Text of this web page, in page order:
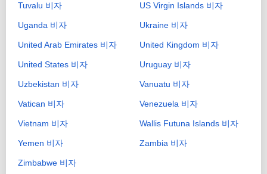
Tuvalu 비자 US Virgin Islands 비자
Uganda 비자 Ukraine 비자
United Arab Emirates 비자 United Kingdom 비자
United States 비자 Uruguay 비자
Uzbekistan 비자 Vanuatu 비자
Vatican 비자 Venezuela 비자
Vietnam 비자 Wallis Futuna Islands 비자
Yemen 비자 Zambia 비자
Zimbabwe 비자